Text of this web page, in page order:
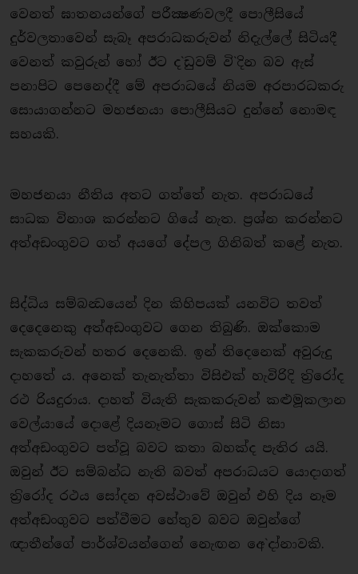
වෙනත් ඝාතනයන්ගේ පරීක්‍ෂණවලදී පොලීසියේ
දුර්වලතාවෙන් සැබෑ අපරාධකරුවන් නිදැල්ලේ සිටියදී
වෙනත් කවුරුන් හෝ ඊට ද`ඩුවම් වි`දින බව ඇස්
පනාපිට පෙනෙද්දී මේ අපරාධයේ නියම අරපාරධකරු
සොයාගන්නට මහජනයා පොලීසියට දුන්නේ නොමඳ
සහයකි.
මහජනයා නීතිය අතට ගත්තේ නැත. අපරාධයේ
සාධක විනාශ කරන්නට ගියේ නැත. ප‍්‍රශ්න කරන්නට
අත්අඩංගුවට ගත් අයගේ දේපල ගිනිබත් කළේ නැත.
සිද්ධිය සම්බන්‍ධයෙන් දින කිහිපයක් යනවිට තවත්
දෙදෙනෙකු අත්අඩංගුවට ගෙන තිබුණි. ඔක්කොම
සැකකරුවන් හතර දෙනෙකි. ඉන් තිදෙනෙක් අවුරුදු
දාහතේ ය. අනෙක් තැනැත්තා විසිඑක් හැවිරිදි ත‍්‍රිරෝද
රථ රියදුරාය. දාහත් වියැති සැකකරුවන් කළුමූකලාන
වෙල්යායේ දොළේ දියනෑමට ගොස් සිටි නිසා
අත්අඩංගුවට පත්වූ බවට කතා බහක්ද පැතිර යයි.
ඔවුන් ඊට සම්බන්ධ නැති බවත් අපරාධයට යොදාගත්
ත‍්‍රිරෝද රථය සෝදන අවස්ථාවේ ඔවුන් එහි දිය නෑම
අත්අඩංගුවට පත්වීමට හේතුව බවට ඔවුන්ගේ
ඥාතීන්ගේ පාර්ශ්වයන්ගෙන් නැෙඟන අෙ`දා්නාවකි.